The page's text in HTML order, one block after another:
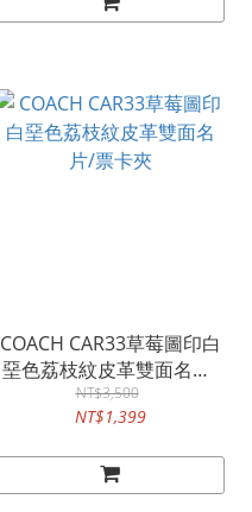
COACH CAR33草莓圖印白
堊色荔枝紋皮革雙面名片/
票卡夾
NT$3,500
NT$1,399